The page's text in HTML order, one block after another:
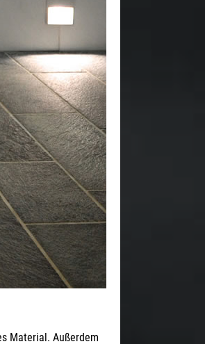
Material. Außerdem